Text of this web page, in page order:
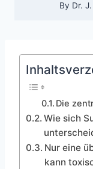
By Dr.
Die
Wie sich
Nur eine
kann